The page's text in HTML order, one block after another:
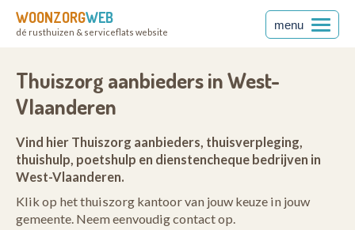
WOONZORGWEB
dé rusthuizen & serviceflats website
menu
Thuiszorg aanbieders in West-
Vlaanderen
Vind hier Thuiszorg aanbieders, thuisverpleging,
thuishulp, poetshulp en dienstencheque bedrijven in
West-Vlaanderen.
Klik op het thuiszorg kantoor van jouw keuze in jouw
gemeente. Neem eenvoudig contact op.